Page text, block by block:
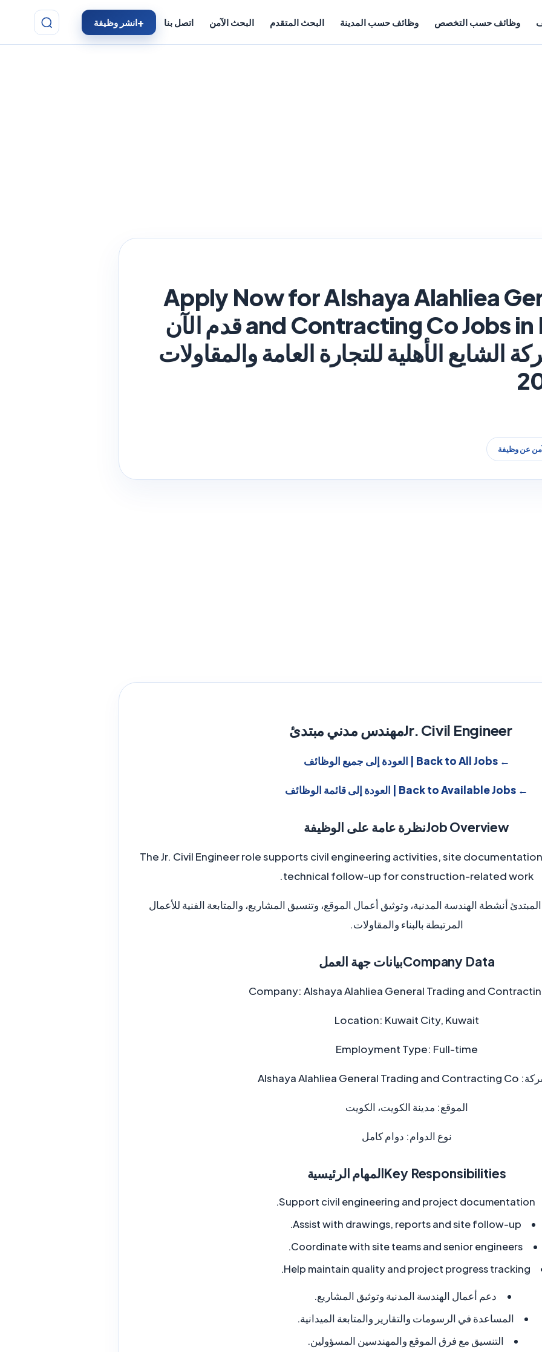
وظائف حسب التخصص وظائف حسب المدينة البحث المتقدم البحث الآمن اتصل بنا انشر وظيفة
Apply Now for Alshaya Alahliea
and Contracting Co Jobs in Kuwait 2026 قدم الآن
الأهلية للتجارة العامة والمقاولات
عن وظيفة
Jr. Civil Engineerمهندس مدني مبتدئ
← Back to All Jobs | العودة إلى جميع الوظائف
← Back to Available Jobs | العودة إلى قائمة الوظائف
Job Overviewنظرة عامة على الوظيفة
The Jr. Civil Engineer role supports civil engineering activities, site
technical follow-up for construction-related work.
أنشطة الهندسة المدنية، وتوثيق أعمال الموقع، وتنسيق المشاريع، والمتابعة الفنية للأعمال
المرتبطة بالبناء والمقاولات.
Company Dataبيانات جهة العمل
Company: Alshaya Alahliea General Trading and
Location: Kuwait City, Kuwait
Employment Type: Full-time
الموقع: مدينة الكويت، الكويت
نوع الدوام: دوام كامل
Key Responsibilitiesالمهام الرئيسية
Support civil engineering and project documentation.
Assist with drawings, reports and site follow-up.
Coordinate with site teams and senior engineers.
Help maintain quality and project progress tracking.
دعم أعمال الهندسة المدنية وتوثيق المشاريع.
المساعدة في الرسومات والتقارير والمتابعة الميدانية.
التنسيق مع فرق الموقع والمهندسين المسؤولين.